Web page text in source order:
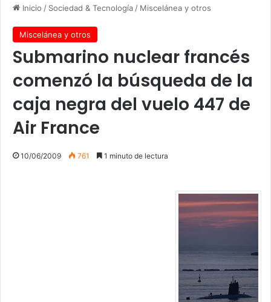
Inicio / Sociedad & Tecnología / Miscelánea y otros
Miscelánea y otros
Submarino nuclear francés
comenzó la búsqueda de la
caja negra del vuelo 447 de
Air France
10/06/2009 761 1 minuto de lectura